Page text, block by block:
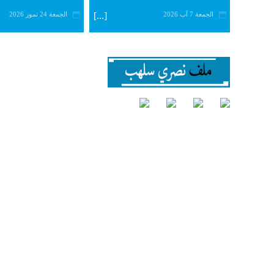
الجمعة 7 آب 2026 [...] الجمعة 24 تموز 2026